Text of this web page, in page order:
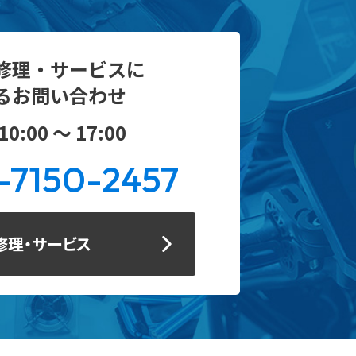
理・サービスに
お問い合わせ
～ 17:00
2457
理・サービス